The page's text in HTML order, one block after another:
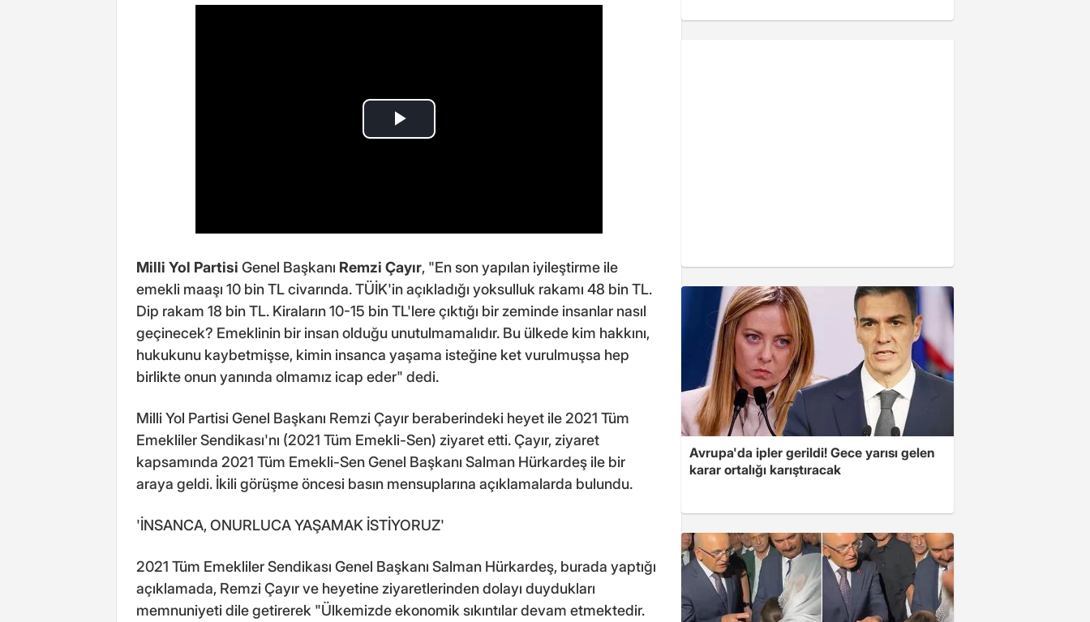
Milli Yol Partisi Genel Başkanı Remzi Çayır, "En son yapılan iyileştirme ile
emekli maaşı 10 bin TL civarında. TÜİK'in açıkladığı yoksulluk rakamı 48 bin TL.
Dip rakam 18 bin TL. Kiraların 10-15 bin TL'lere çıktığı bir zeminde insanlar nasıl
geçinecek? Emeklinin bir insan olduğu unutulmamalıdır. Bu ülkede kim hakkını,
hukukunu kaybetmişse, kimin insanca yaşama isteğine ket vurulmuşsa hep
birlikte onun yanında olmamız icap eder" dedi.
Milli Yol Partisi Genel Başkanı Remzi Çayır beraberindeki heyet ile 2021 Tüm
Emekliler Sendikası'nı (2021 Tüm Emekli-Sen) ziyaret etti. Çayır, ziyaret
kapsamında 2021 Tüm Emekli-Sen Genel Başkanı Salman Hürkardeş ile bir
araya geldi. İkili görüşme öncesi basın mensuplarına açıklamalarda bulundu.
'İNSANCA, ONURLUCA YAŞAMAK İSTİYORUZ'
2021 Tüm Emekliler Sendikası Genel Başkanı Salman Hürkardeş, burada yaptığı
açıklamada, Remzi Çayır ve heyetine ziyaretlerinden dolayı duydukları
memnuniyeti dile getirerek "Ülkemizde ekonomik sıkıntılar devam etmektedir.
Avrupa'da ipler gerildi! Gece yarısı gelen
karar ortalığı karıştıracak